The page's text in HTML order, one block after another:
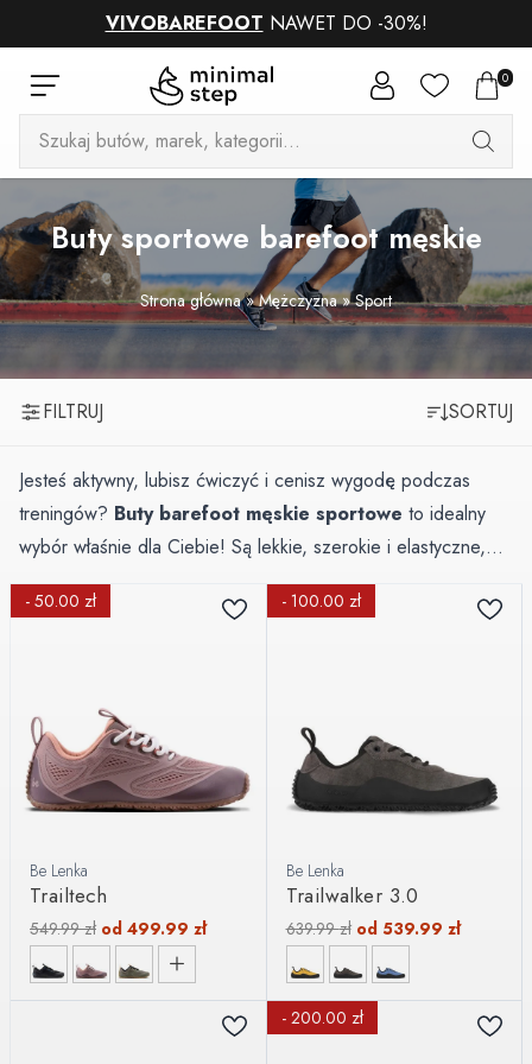
VIVOBAREFOOT NAWET DO -30%!
0
Wyszukiwarka
produktów
Buty sportowe barefoot męskie
Strona główna»Mężczyzna»Sport
FILTRUJ SORTUJ
Jesteś aktywny, lubisz ćwiczyć i cenisz wygodę podczas
treningów? Buty barefoot męskie sportowe to idealny
wybór właśnie dla Ciebie! Są lekkie, szerokie i elastyczne,
dzięki czemu nie krępują ruchów i zapewniają doskonały
kontakt z podłożem, co bezpośrednio przekłada się na
- 50.00 zł
Be Lenka
Trailtech
549.99zł od 499.99 zł
- 100.00 zł
Be Lenka
Trailwalker 3.0
639.99zł od 539.99 zł
- 200.00 zł